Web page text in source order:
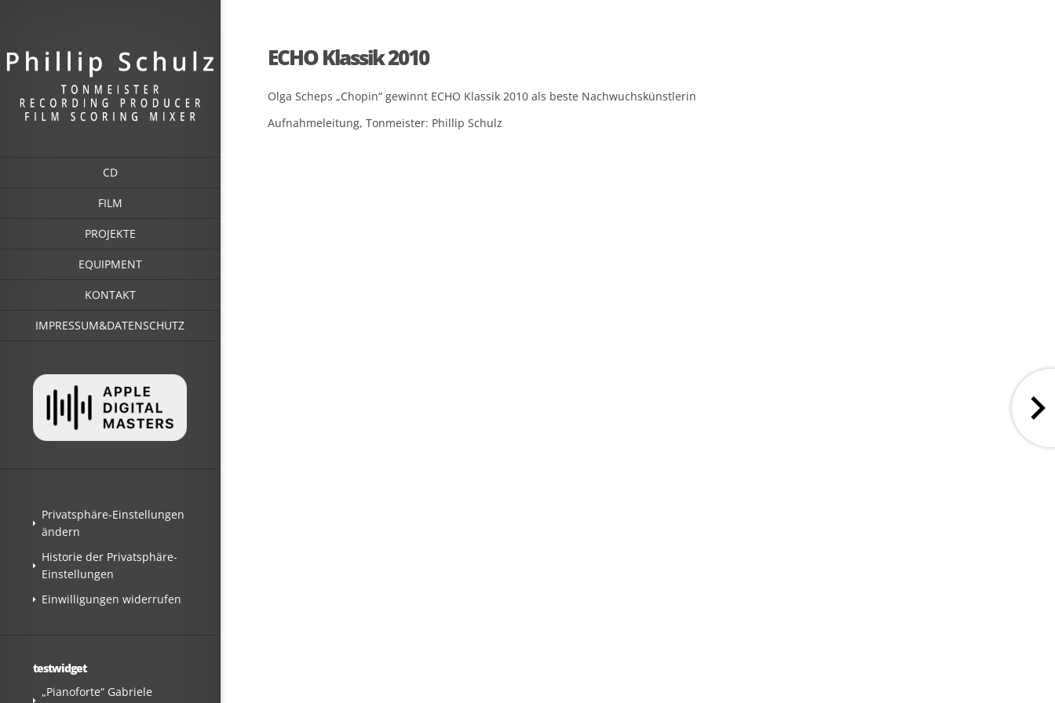
CD
FILM
PROJEKTE
EQUIPMENT
KONTAKT
IMPRESSUM&DATENSCHUTZ
Privatsphäre-Einstellungen
ändern
Historie der Privatsphäre-
Einstellungen
Einwilligungen widerrufen
testwidget
„Pianoforte“ Gabriele
ECHO Klassik 2010
Olga Scheps „Chopin“ gewinnt ECHO Klassik 2010 als beste Nachwuchskünstlerin
Aufnahmeleitung, Tonmeister: Phillip Schulz